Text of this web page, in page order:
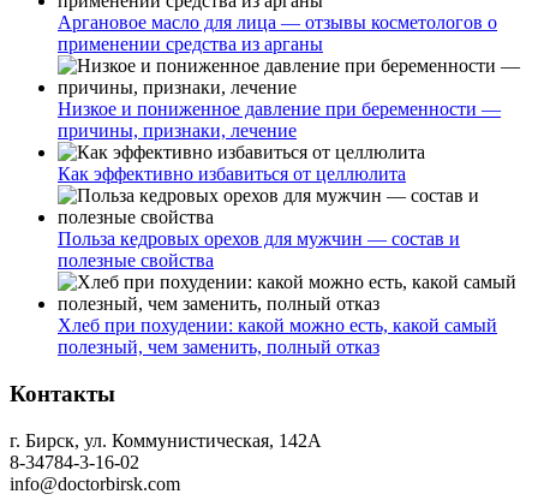
Аргановое масло для лица — отзывы косметологов о
применении средства из арганы
Низкое и пониженное давление при беременности —
причины, признаки, лечение
Как эффективно избавиться от целлюлита
Польза кедровых орехов для мужчин — состав и
полезные свойства
Хлеб при похудении: какой можно есть, какой самый
полезный, чем заменить, полный отказ
Контакты
г. Бирск, ул. Коммунистическая, 142А
8-34784-3-16-02
info@doctorbirsk.com